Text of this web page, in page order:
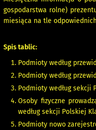
gospodarstwa rolne)
miesiąca na tle
Spis tablic:
Podmioty według
Podmioty według
Podmioty według sekcji
Osoby fizyczne
według sekcji Polskiej
Podmioty nowo